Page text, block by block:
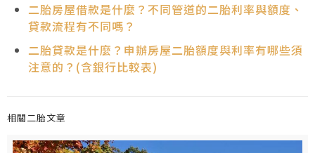
二胎房屋借款是什麼？不同管道的二胎利率與額度、
貸款流程有不同嗎？
二胎貸款是什麼？申辦房屋二胎額度與利率有哪些須
注意的？(含銀行比較表)
相關二胎文章